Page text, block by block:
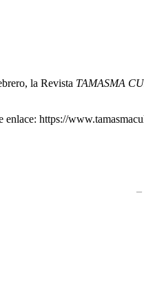
la Revista TAMASMA
https://
–